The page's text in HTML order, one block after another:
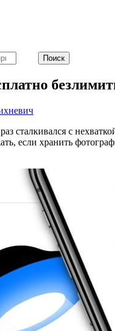
сталкивался с
если хранить